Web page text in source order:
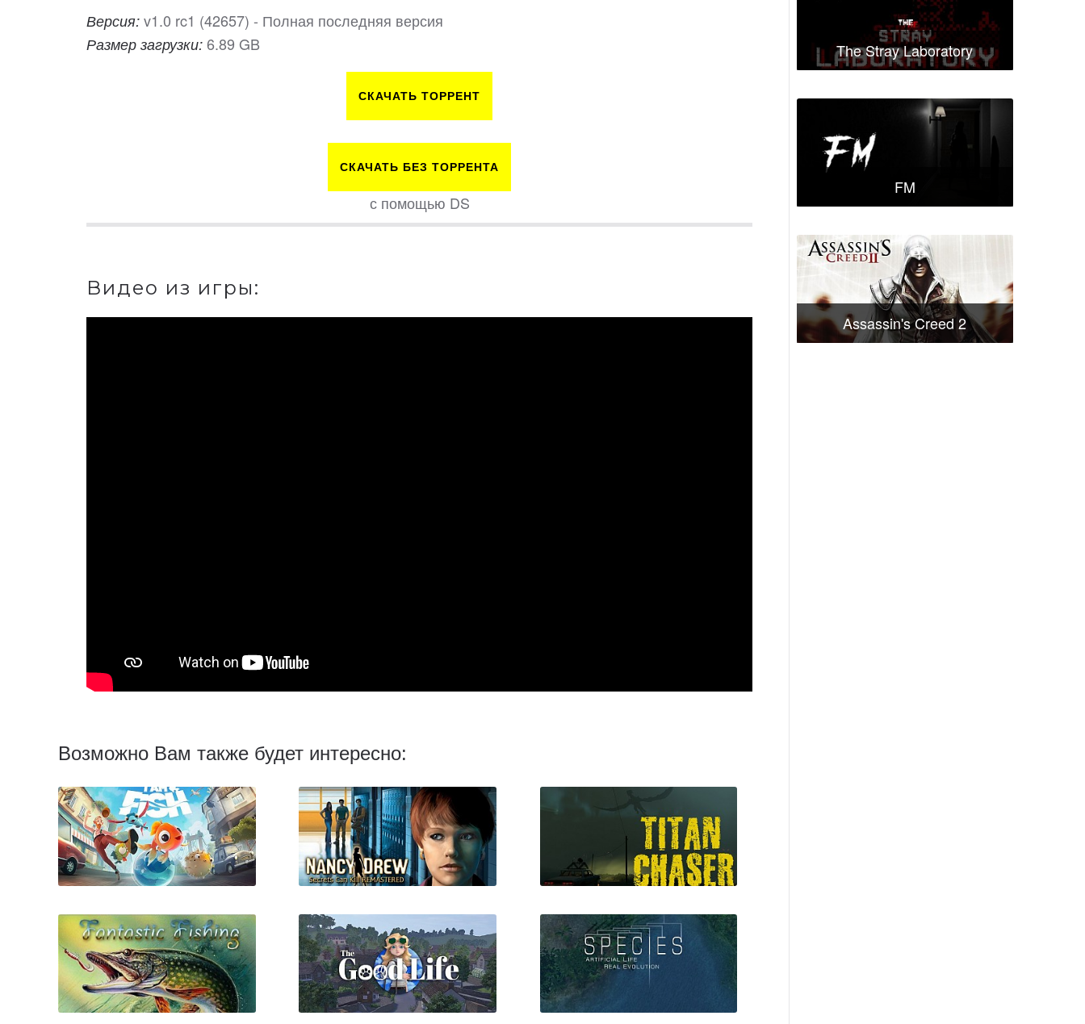
Версия: v1.0 rc1 (42657) - Полная последняя версия
Размер загрузки: 6.89 GB
СКАЧАТЬ ТОРРЕНТ
СКАЧАТЬ БЕЗ ТОРРЕНТА
с помощью DS
Видео из игры:
Возможно Вам также будет интересно:
I Am Fish
Нэнси Дрю: Секреты
Могут Убивать.
Titan Chaser
The Stray Laboratory
FM
Assassin's Creed 2